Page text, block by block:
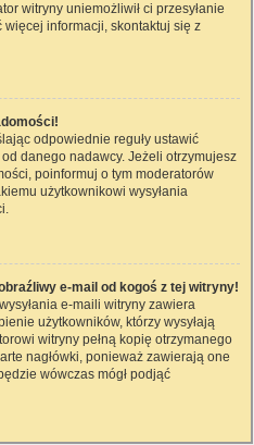
witryny uniemożliwił ci przesyłanie
informacji, skontaktuj się z
odpowiednie reguły ustawić
danego nadawcy. Jeżeli otrzymujesz
poinformuj o tym moderatorów
użytkownikowi wysyłania
e-mail od kogoś z tej witryny!
e-maili witryny zawiera
użytkowników, którzy wysyłają
witryny pełną kopię otrzymanego
nagłówki, ponieważ zawierają one
wówczas mógł podjąć